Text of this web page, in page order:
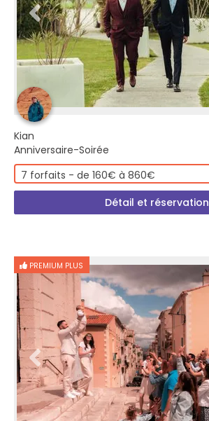
Kian
Anniversaire-Soirée
7 forfaits - de 160€ à 860€
Détail et réservation
PREMIUM PLUS